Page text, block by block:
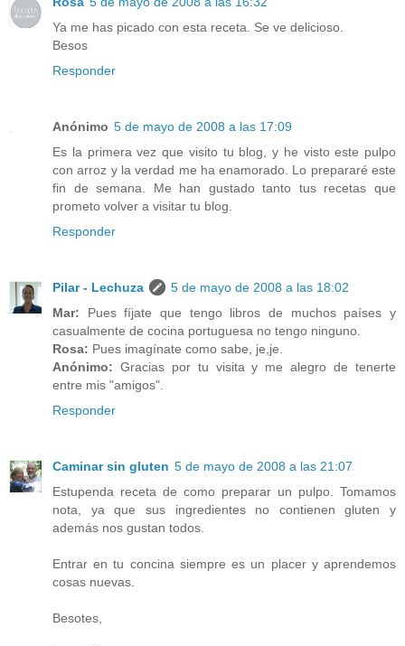
Ya me has picado con esta receta. Se ve delicioso.
Besos
Responder
Anónimo 5 de mayo de 2008 a las 17:09
Es la primera vez que visito tu blog, y he visto este pulpo
con arroz y la verdad me ha enamorado. Lo prepararé este
fin de semana. Me han gustado tanto tus recetas que
prometo volver a visitar tu blog.
Responder
Pilar - Lechuza
5 de mayo de 2008 a las 18:02
Mar: Pues fíjate que tengo libros de muchos países y
casualmente de cocina portuguesa no tengo ninguno.
Rosa: Pues imagínate como sabe, je,je.
Anónimo: Gracias por tu visita y me alegro de tenerte
entre mis "amigos".
Responder
Caminar sin gluten 5 de mayo de 2008 a las 21:07
Estupenda receta de como preparar un pulpo. Tomamos
nota, ya que sus ingredientes no contienen gluten y
además nos gustan todos.
Entrar en tu concina siempre es un placer y aprendemos
cosas nuevas.
Besotes,